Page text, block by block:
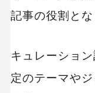
記事の役割とな
キュレーショ
定のテーマや